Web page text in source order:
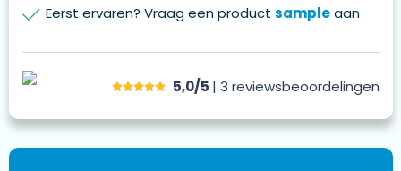
Eerst ervaren? Vraag een product sampleaan
5,0/5 | 3 reviewsbeoordelingen